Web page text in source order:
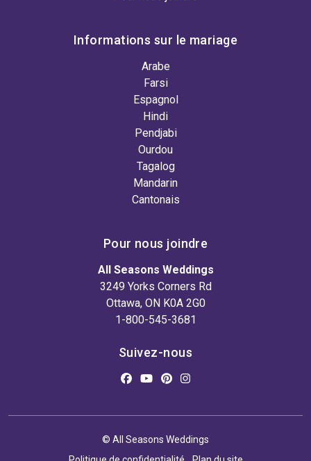
Informations sur le mariage
Arabe
Farsi
Espagnol
Hindi
Pendjabi
Ourdou
Tagalog
Mandarin
Cantonais
Pour nous joindre
All Seasons Weddings
3249 Yorks Corners Rd
Ottawa, ON K0A 2G0
1-800-545-3681
Suivez-nous
© All Seasons Weddings